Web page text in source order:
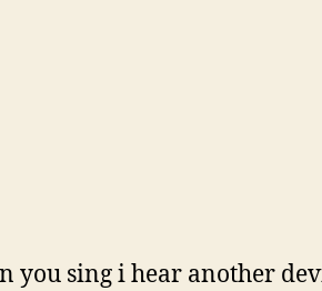
you sing i hear another